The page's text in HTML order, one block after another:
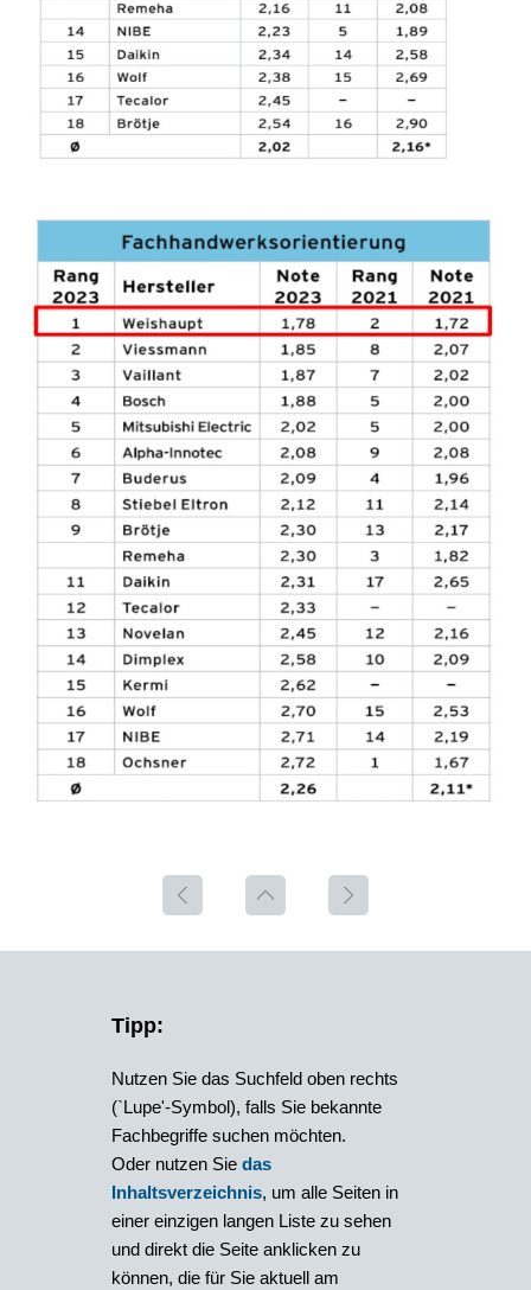
Tipp:
Nutzen Sie das Suchfeld oben rechts
(`Lupe'-Symbol), falls Sie bekannte
Fachbegriffe suchen möchten.
Oder nutzen Sie das
Inhaltsverzeichnis, um alle Seiten in
einer einzigen langen Liste zu sehen
und direkt die Seite anklicken zu
können, die für Sie aktuell am